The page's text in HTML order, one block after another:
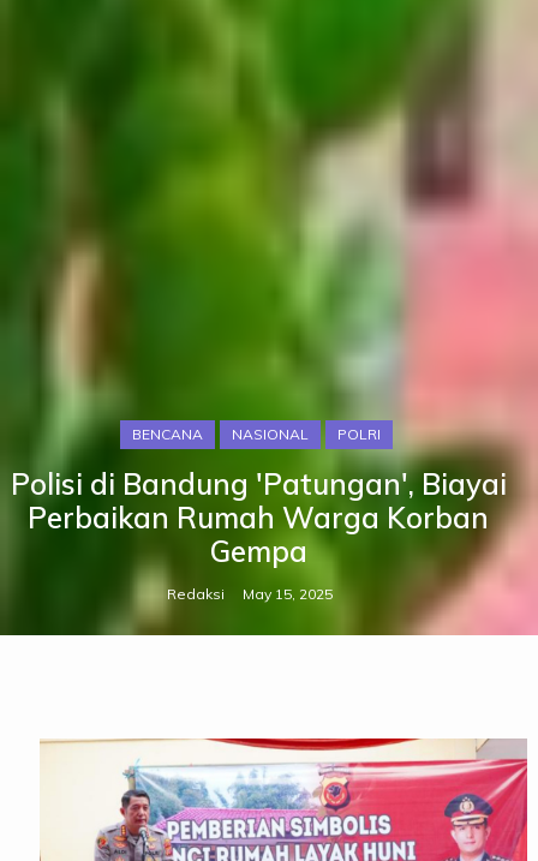
BENCANA NASIONAL POLRI
Polisi di Bandung 'Patungan', Biayai
Perbaikan Rumah Warga Korban
Gempa
Redaksi May 15, 2025